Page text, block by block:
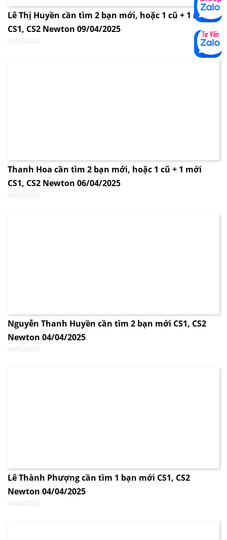
Lê Thị Huyền cần tìm 2 bạn mới, hoặc 1 cũ + 1 mới
CS1, CS2 Newton 09/04/2025
09/04/2025
Thanh Hoa cần tìm 2 bạn mới, hoặc 1 cũ + 1 mới
CS1, CS2 Newton 06/04/2025
06/04/2025
Nguyễn Thanh Huyền cần tìm 2 bạn mới CS1, CS2
Newton 04/04/2025
04/04/2025
Lê Thành Phượng cần tìm 1 bạn mới CS1, CS2
Newton 04/04/2025
04/04/2025